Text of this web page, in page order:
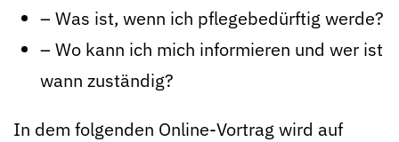
– Was ist, wenn ich pflegebedürftig werde?
– Wo kann ich mich informieren und wer ist
wann zuständig?
In dem folgenden Online-Vortrag wird auf